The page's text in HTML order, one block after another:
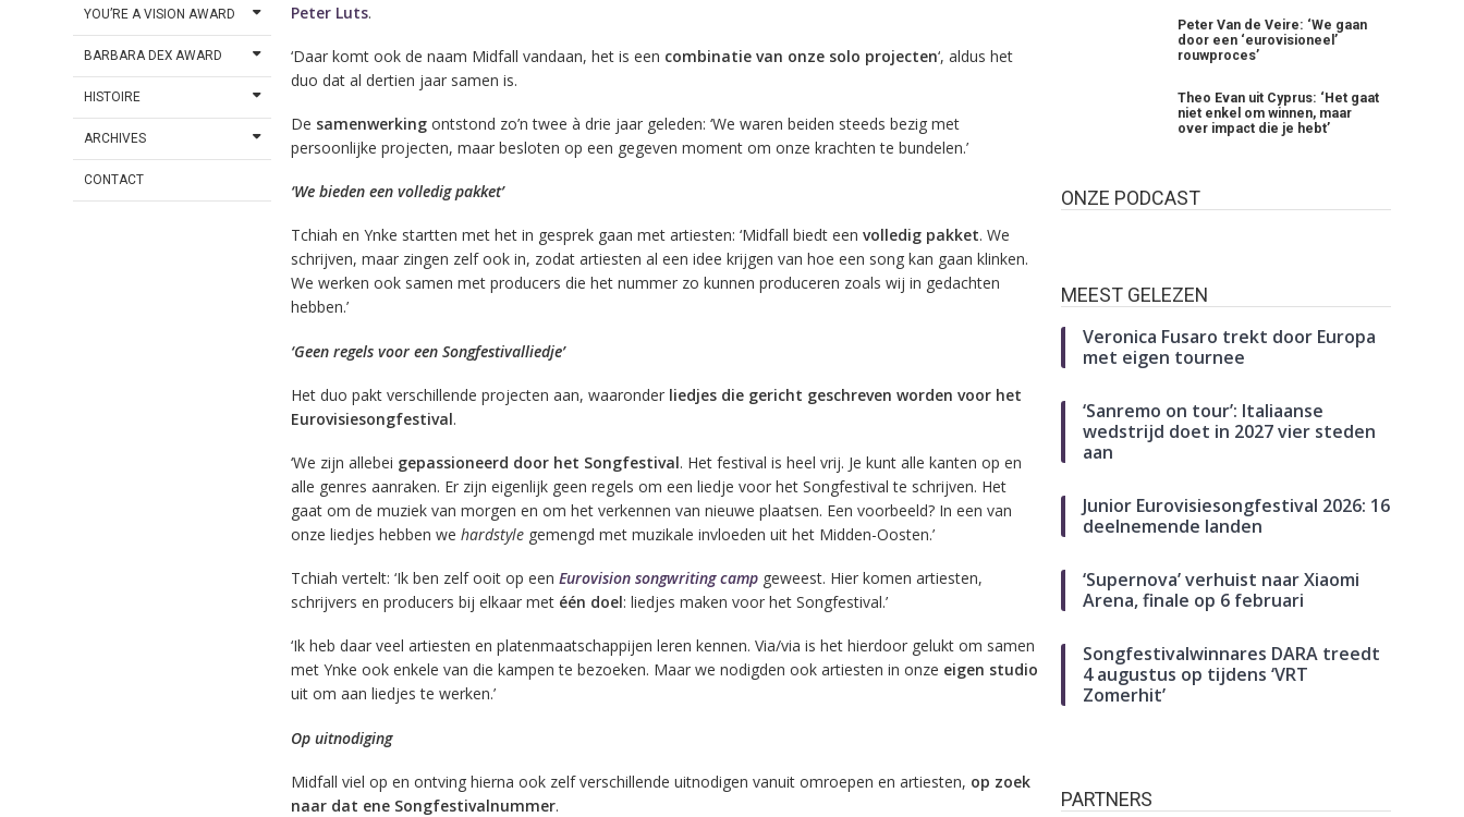
YOU’RE A VISION AWARD
BARBARA DEX AWARD
HISTOIRE
ARCHIVES
CONTACT
Peter Luts.
‘Daar komt ook de naam Midfall vandaan, het is een combinatie van onze solo projecten‘, aldus het
duo dat al dertien jaar samen is.
De samenwerkingontstond zo’n twee à drie jaar geleden: ‘We waren beiden steeds bezig met
persoonlijke projecten, maar besloten op een gegeven moment om onze krachten te bundelen.’
‘We bieden een volledig pakket’
Tchiah en Ynke startten met het in gesprek gaan met artiesten: ‘Midfall biedt een volledig pakket. We
schrijven, maar zingen zelf ook in, zodat artiesten al een idee krijgen van hoe een song kan gaan klinken.
We werken ook samen met producers die het nummer zo kunnen produceren zoals wij in gedachten
hebben.’
‘Geen regels voor een Songfestivalliedje’
Het duo pakt verschillende projecten aan, waaronder liedjes die gericht geschreven worden voor het
Eurovisiesongfestival.
‘We zijn allebei gepassioneerd door het Songfestival. Het festival is heel vrij. Je kunt alle kanten op en
alle genres aanraken. Er zijn eigenlijk geen regels om een liedje voor het Songfestival te schrijven. Het
gaat om de muziek van morgen en om het verkennen van nieuwe plaatsen. Een voorbeeld? In een van
onze liedjes hebben we hardstylegemengd met muzikale invloeden uit het Midden-Oosten.’
Tchiah vertelt: ‘Ik ben zelf ooit op een Eurovision songwriting campgeweest. Hier komen artiesten,
schrijvers en producers bij elkaar met één doel: liedjes maken voor het Songfestival.’
‘Ik heb daar veel artiesten en platenmaatschappijen leren kennen. Via/via is het hierdoor gelukt om samen
met Ynke ook enkele van die kampen te bezoeken. Maar we nodigden ook artiesten in onze eigen studio
uit om aan liedjes te werken.’
Op uitnodiging
Midfall viel op en ontving hierna ook zelf verschillende uitnodigen vanuit omroepen en artiesten, op zoek
naar dat ene Songfestivalnummer.
Peter Van de Veire: ‘We gaan
door een ‘eurovisioneel’
rouwproces’
Theo Evan uit Cyprus: ‘Het gaat
niet enkel om winnen, maar
over impact die je hebt’
ONZE PODCAST
MEEST GELEZEN
Veronica Fusaro trekt door Europa
met eigen tournee
‘Sanremo on tour’: Italiaanse
wedstrijd doet in 2027 vier steden
aan
Junior Eurovisiesongfestival 2026: 16
deelnemende landen
‘Supernova’ verhuist naar Xiaomi
Arena, finale op 6 februari
Songfestivalwinnares DARA treedt
4 augustus op tijdens ‘VRT
Zomerhit’
PARTNERS